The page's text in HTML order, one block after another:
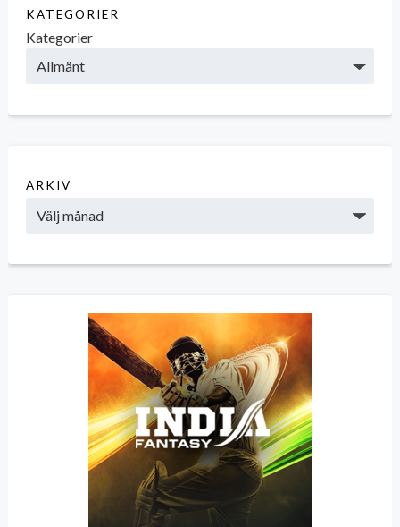
KATEGORIER
Kategorier
ARKIV